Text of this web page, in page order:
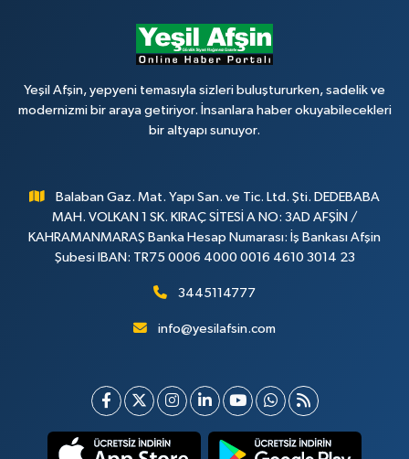
Yeşil Afşin, yepyeni temasıyla sizleri buluştururken, sadelik ve
modernizmi bir araya getiriyor. İnsanlara haber okuyabilecekleri
bir altyapı sunuyor.
Balaban Gaz. Mat. Yapı San. ve Tic. Ltd. Şti. DEDEBABA
MAH. VOLKAN 1 SK. KIRAÇ SİTESİ A NO: 3AD AFŞİN /
KAHRAMANMARAŞ Banka Hesap Numarası: İş Bankası Afşin
Şubesi IBAN: TR75 0006 4000 0016 4610 3014 23
3445114777
info@yesilafsin.com